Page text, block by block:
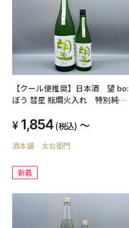
【クール便推奨】日本酒 望 bo:
ぼう 彗星 瓶燗火入れ 特別純
1,854 (税込) ～
酒本舗 太右衛門
新着